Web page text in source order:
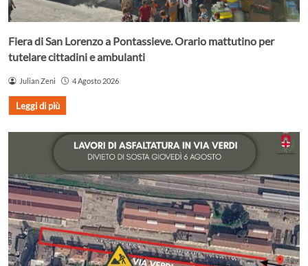
Fiera di San Lorenzo a Pontassieve. Orario mattutino per
tutelare cittadini e ambulanti
Julian Zeni 4 Agosto 2026
Leggi di più